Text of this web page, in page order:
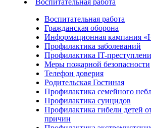
Воспитательная работа
Воспитательная работа
Гражданская оборона
Информационная кампания
Профилактика заболеваний
Профилактика IT-
Меры пожарной безопасности
Телефон доверия
Родительская Гостиная
Профилактика семейного
Профилактика суицидов
Профилактика гибели детей
причин